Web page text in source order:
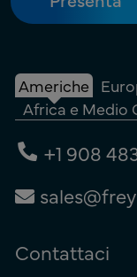
Americhe
Africa e Medio
+1 908
Contattaci